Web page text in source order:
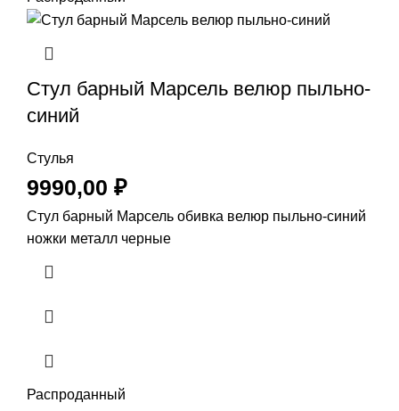
Стул барный Марсель велюр пыльно-
синий
Стулья
9990,00 ₽
Стул барный Марсель обивка велюр пыльно-синий
ножки металл черные
Распроданный